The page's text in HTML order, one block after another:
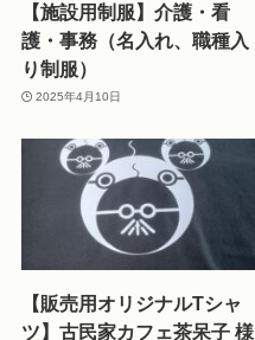
【施設用制服】介護・看
護・事務（名入れ、職種入
り制服）
2025年4月10日
【販売用オリジナルTシャ
ツ】古民家カフェ茶呆子 様